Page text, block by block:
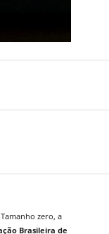
Tamanho zero, a
Brasileira de